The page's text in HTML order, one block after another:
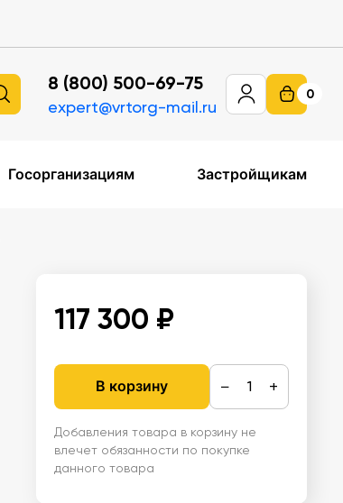
8 (800) 500-69-75
expert@vrtorg-mail.ru
0
Госорганизациям Застройщикам
117 300 ₽
В корзину − +
Добавления товара в корзину не
влечет обязанности по покупке
данного товара